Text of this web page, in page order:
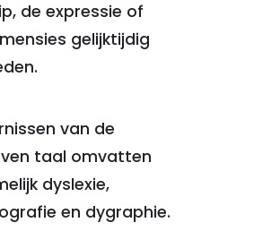
de expressie of
gelijktijdig
van de
taal omvatten
dyslexie,
en dygraphie.